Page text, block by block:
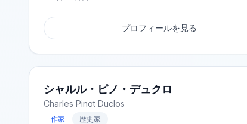
プロフィールを見る
シャルル・ピノ・デュクロ
Charles Pinot Duclos
作家 歴史家